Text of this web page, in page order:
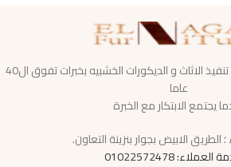
شركه رائدة و متخصصه فى تنفيذ الاثاث و الديكورات الخشبيه بخبرات تفوق ال40
عاما
يجتمع الابتكار مع الخبرة
الطريق الابيض بجوار بنزينة التعاون.
01022572478